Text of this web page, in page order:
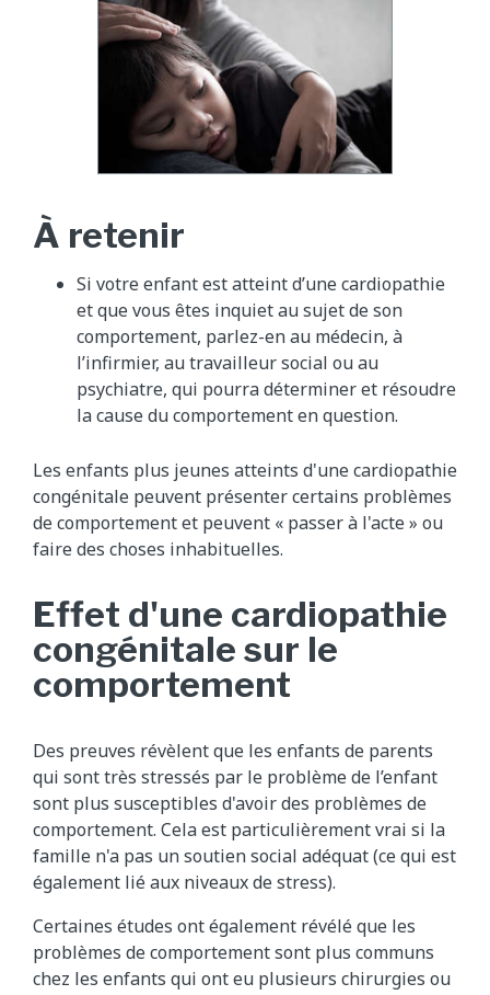
À retenir
Si votre enfant est atteint d’une cardiopathie
et que vous êtes inquiet au sujet de son
comportement, parlez-en au médecin, à
l’infirmier, au travailleur social ou au
psychiatre, qui pourra déterminer et résoudre
la cause du comportement en question.
Les enfants plus jeunes atteints d'une cardiopathie
congénitale peuvent présenter certains problèmes
de comportement et peuvent « passer à l'acte » ou
faire des choses inhabituelles.
Effet d'une cardiopathie
congénitale sur le
comportement
Des preuves révèlent que les enfants de parents
qui sont très stressés par le problème de l’enfant
sont plus susceptibles d'avoir des problèmes de
comportement. Cela est particulièrement vrai si la
famille n'a pas un soutien social adéquat (ce qui est
également lié aux niveaux de stress).
Certaines études ont également révélé que les
problèmes de comportement sont plus communs
chez les enfants qui ont eu plusieurs chirurgies ou